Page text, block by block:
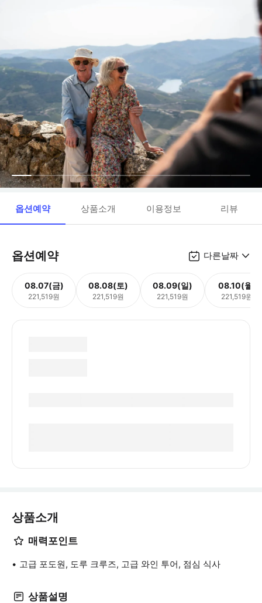
옵션예약 상품소개 이용정보 리뷰
옵션예약 다른날짜
08.07(금)
221,519원
08.08(토)
221,519원
08.09(일)
221,519원
08.10(월)
221,519원
상품소개
매력포인트
고급 포도원, 도루 크루즈, 고급 와인 투어, 점심 식사
상품설명